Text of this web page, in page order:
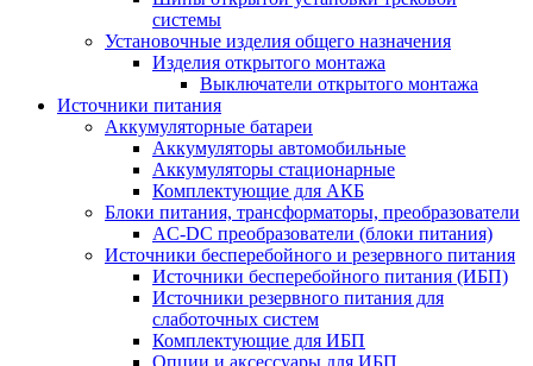
системы
Установочные изделия общего назначения
Изделия открытого монтажа
Выключатели открытого монтажа
Источники питания
Аккумуляторные батареи
Аккумуляторы автомобильные
Аккумуляторы стационарные
Комплектующие для АКБ
Блоки питания, трансформаторы, преобразователи
AC-DC преобразователи (блоки питания)
Источники бесперебойного и резервного питания
Источники бесперебойного питания (ИБП)
Источники резервного питания для
слаботочных систем
Комплектующие для ИБП
Опции и аксессуары для ИБП